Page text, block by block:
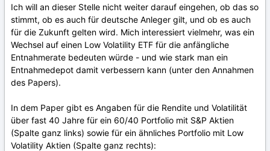
Ich will an dieser Stelle nicht weiter darauf eingehen, ob das so
stimmt, ob es auch für deutsche Anleger gilt, und ob es auch
für die Zukunft gelten wird. Mich interessiert vielmehr, was ein
Wechsel auf einen Low Volatility ETF für die anfängliche
Entnahmerate bedeuten würde - und wie stark man ein
Entnahmedepot damit verbessern kann (unter den Annahmen
des Papers).
In dem Paper gibt es Angaben für die Rendite und Volatilität
über fast 40 Jahre für ein 60/40 Portfolio mit S&P Aktien
(Spalte ganz links) sowie für ein ähnliches Portfolio mit Low
Volatility Aktien (Spalte ganz rechts):